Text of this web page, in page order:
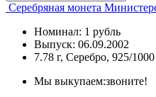
Серебряная монета
Номинал: 1 рубль
Выпуск: 06.09.2002
7.78 г, Серебро, 925/1000
Мы выкупаем:звоните!